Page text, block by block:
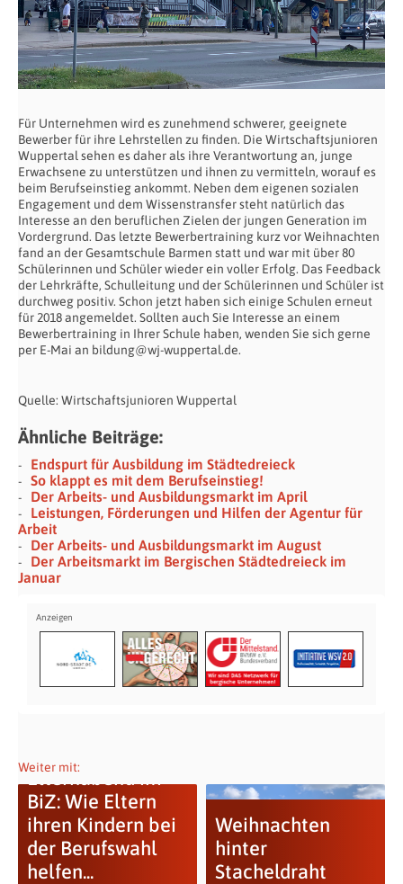
Für Unternehmen wird es zunehmend schwerer, geeignete
Bewerber für ihre Lehrstellen zu finden. Die Wirtschaftsjunioren
Wuppertal sehen es daher als ihre Verantwortung an, junge
Erwachsene zu unterstützen und ihnen zu vermitteln, worauf es
beim Berufseinstieg ankommt. Neben dem eigenen sozialen
Engagement und dem Wissenstransfer steht natürlich das
Interesse an den beruflichen Zielen der jungen Generation im
Vordergrund. Das letzte Bewerbertraining kurz vor Weihnachten
fand an der Gesamtschule Barmen statt und war mit über 80
Schülerinnen und Schüler wieder ein voller Erfolg. Das Feedback
der Lehrkräfte, Schulleitung und der Schülerinnen und Schüler ist
durchweg positiv. Schon jetzt haben sich einige Schulen erneut
für 2018 angemeldet. Sollten auch Sie Interesse an einem
Bewerbertraining in Ihrer Schule haben, wenden Sie sich gerne
per E-Mai an bildung@wj-wuppertal.de.
Quelle: Wirtschaftsjunioren Wuppertal
Ähnliche Beiträge:
Endspurt für Ausbildung im Städtedreieck
So klappt es mit dem Berufseinstieg!
Der Arbeits- und Ausbildungsmarkt im April
Leistungen, Förderungen und Hilfen der Agentur für
Arbeit
Der Arbeits- und Ausbildungsmarkt im August
Der Arbeitsmarkt im Bergischen Städtedreieck im
Januar
Weiter mit:
Elternabend im
BiZ: Wie Eltern
ihren Kindern bei
der Berufswahl
helfen...
Weihnachten
hinter
Stacheldraht